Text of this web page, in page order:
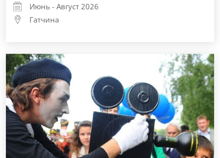
Июнь - Август 2026
Гатчина